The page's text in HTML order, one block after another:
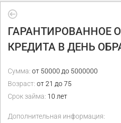
ГАРАНТИРОВАННОЕ
КРЕДИТА В ДЕНЬ
Сумма: от 50000 до 5000000
Возраст: от 21 до 75
Срок займа: 10 лет
Дополнительная информация: